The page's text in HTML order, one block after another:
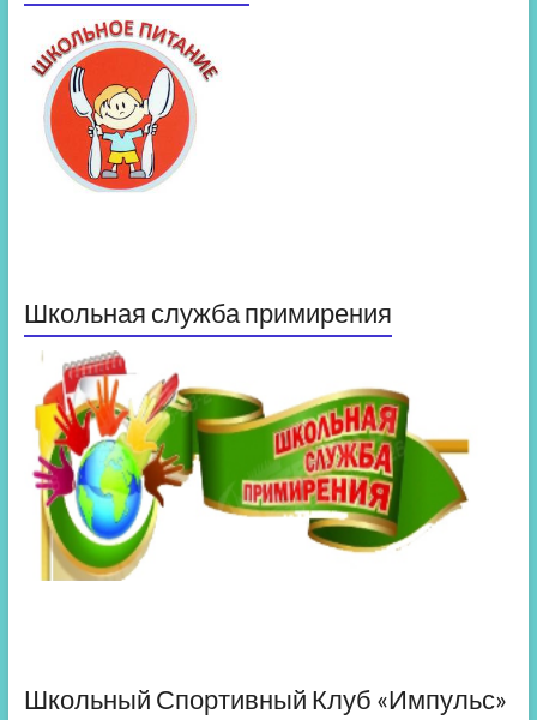
Школьная служба примирения
Школьный Спортивный Клуб «Импульс»